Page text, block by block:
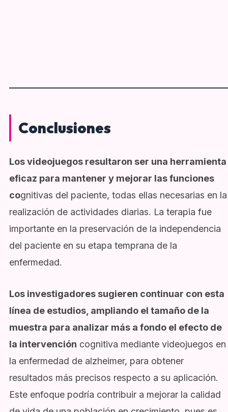
Conclusiones
Los videojuegos resultaron ser una herramienta
eficaz para mantener y mejorar las funciones
cognitivas del paciente, todas ellas necesarias en la
realización de actividades diarias. La terapia fue
importante en la preservación de la independencia
del paciente en su etapa temprana de la
enfermedad.
Los investigadores sugieren continuar con esta
línea de estudios, ampliando el tamaño de la
muestra para analizar más a fondo el efecto de
la intervención cognitiva mediante videojuegos en
la enfermedad de alzheimer, para obtener
resultados más precisos respecto a su aplicación.
Este enfoque podría contribuir a mejorar la calidad